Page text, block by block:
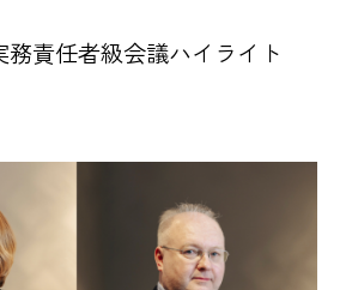
責任者級会議ハイライト